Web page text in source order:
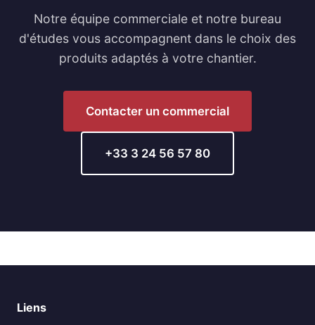
Notre équipe commerciale et notre bureau
d'études vous accompagnent dans le choix des
produits adaptés à votre chantier.
Contacter un commercial
+33 3 24 56 57 80
Liens